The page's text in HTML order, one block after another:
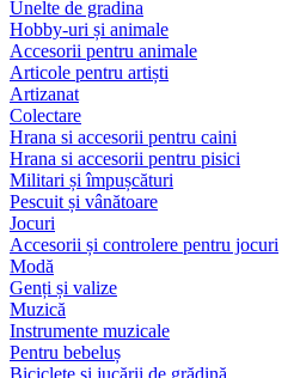
Unelte de gradina
Hobby-uri și animale
Accesorii pentru animale
Articole pentru artiști
Artizanat
Colectare
Hrana si accesorii pentru caini
Hrana si accesorii pentru pisici
Militari și împușcături
Pescuit și vânătoare
Jocuri
Accesorii și controlere pentru jocuri
Modă
Genți și valize
Muzică
Instrumente muzicale
Pentru bebeluș
Biciclete și jucării de grădină